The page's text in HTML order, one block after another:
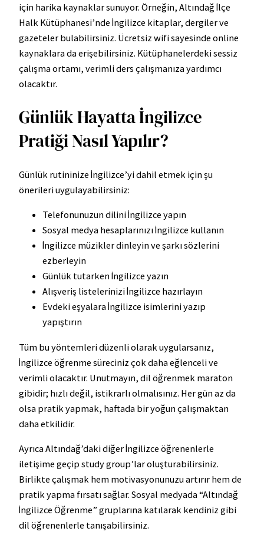
için harika kaynaklar sunuyor. Örneğin, Altındağ İlçe
Halk Kütüphanesi’nde İngilizce kitaplar, dergiler ve
gazeteler bulabilirsiniz. Ücretsiz wifi sayesinde online
kaynaklara da erişebilirsiniz. Kütüphanelerdeki sessiz
çalışma ortamı, verimli ders çalışmanıza yardımcı
olacaktır.
Günlük Hayatta İngilizce
Pratiği Nasıl Yapılır?
Günlük rutininize İngilizce’yi dahil etmek için şu
önerileri uygulayabilirsiniz:
Telefonunuzun dilini İngilizce yapın
Sosyal medya hesaplarınızı İngilizce kullanın
İngilizce müzikler dinleyin ve şarkı sözlerini
ezberleyin
Günlük tutarken İngilizce yazın
Alışveriş listelerinizi İngilizce hazırlayın
Evdeki eşyalara İngilizce isimlerini yazıp
yapıştırın
Tüm bu yöntemleri düzenli olarak uygularsanız,
İngilizce öğrenme süreciniz çok daha eğlenceli ve
verimli olacaktır. Unutmayın, dil öğrenmek maraton
gibidir; hızlı değil, istikrarlı olmalısınız. Her gün az da
olsa pratik yapmak, haftada bir yoğun çalışmaktan
daha etkilidir.
Ayrıca Altındağ’daki diğer İngilizce öğrenenlerle
iletişime geçip study group’lar oluşturabilirsiniz.
Birlikte çalışmak hem motivasyonunuzu artırır hem de
pratik yapma fırsatı sağlar. Sosyal medyada “Altındağ
İngilizce Öğrenme” gruplarına katılarak kendiniz gibi
dil öğrenenlerle tanışabilirsiniz.